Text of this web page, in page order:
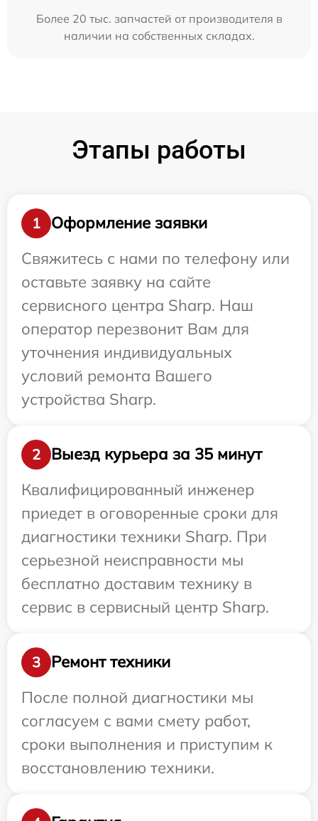
Более 20 тыс. запчастей от производителя в
наличии на собственных складах.
Этапы работы
1
Оформление заявки
Свяжитесь с нами по телефону или
оставьте заявку на сайте
сервисного центра Sharp. Наш
оператор перезвонит Вам для
уточнения индивидуальных
условий ремонта Вашего
устройства Sharp.
2
Выезд курьера за 35 минут
Квалифицированный инженер
приедет в оговоренные сроки для
диагностики техники Sharp. При
серьезной неисправности мы
бесплатно доставим технику в
сервис в сервисный центр Sharp.
3
Ремонт техники
После полной диагностики мы
согласуем с вами смету работ,
сроки выполнения и приступим к
восстановлению техники.